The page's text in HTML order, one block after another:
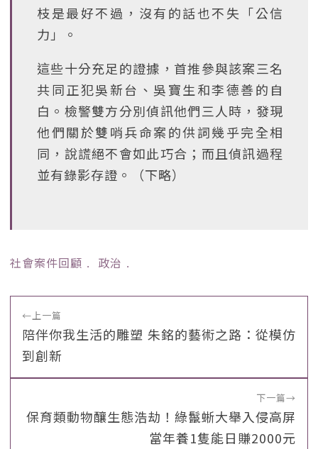
枝是最好不過，沒有的話也不失「公信
力」。
這些十分充足的證據，首推參與該案三名
共同正犯吳新台、吳寶生和李德善的自
白。檢警雙方分別偵訊他們三人時，發現
他們關於雙哨兵命案的供詞幾乎完全相
同，說謊絕不會如此巧合；而且偵訊過程
並有錄影存證。（下略）
社會案件回顧 ﹒ 政治 ﹒
←上一篇
陪伴你我生活的雕塑 朱銘的藝術之路：從模仿
到創新
下一篇→
保育類動物釀生態浩劫！綠鬣蜥大舉入侵高屏
當年養1隻能日賺2000元